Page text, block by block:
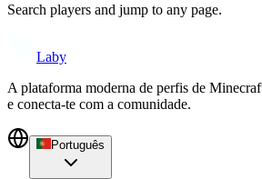
Search players and jump to any page.
Laby
A plataforma moderna de perfis de
e conecta-te com a comunidade.
Português